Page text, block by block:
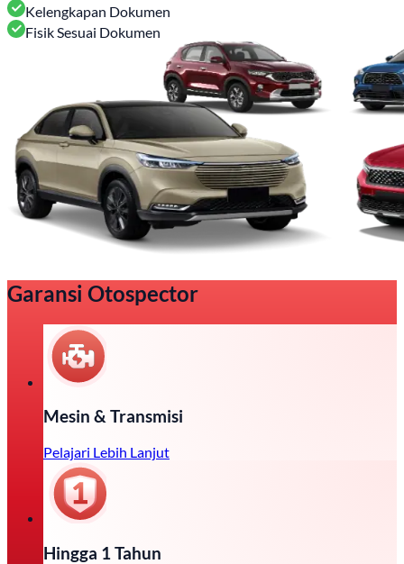
Kelengkapan Dokumen
Fisik Sesuai Dokumen
Garansi Otospector
Mesin & Transmisi
Pelajari Lebih Lanjut
Hingga 1 Tahun